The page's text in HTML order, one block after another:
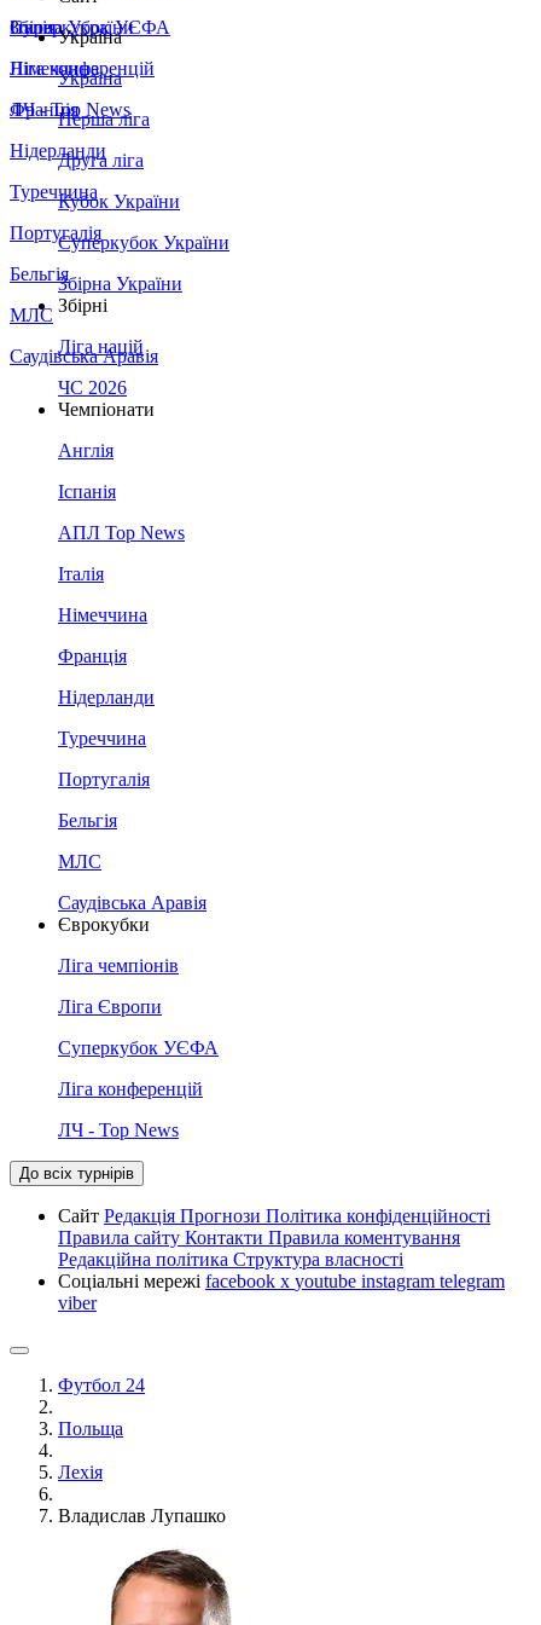
Збірна України
Італія
Німеччина
Франція
Нідерланди
Туреччина
Португалія
Бельгія
МЛС
Саудівська Аравія
Суперкубок УЄФА
Ліга конференцій
ЛЧ - Top News
Україна
Україна
Перша ліга
Друга ліга
Кубок України
Суперкубок України
Збірна України
Збірні
Ліга націй
ЧС 2026
Чемпіонати
Англія
Іспанія
АПЛ Top News
Італія
Німеччина
Франція
Нідерланди
Туреччина
Португалія
Бельгія
МЛС
Саудівська Аравія
Єврокубки
Ліга чемпіонів
Ліга Європи
Суперкубок УЄФА
Ліга конференцій
ЛЧ - Top News
До всіх турнірів
Сайт Редакція Прогнози Політика конфіденційності
Правила сайту Контакти Правила коментування
Редакційна політика Структура власності
Соціальні мережі facebook x youtube instagram telegram
viber
Футбол 24
Польща
Лехія
Владислав Лупашко